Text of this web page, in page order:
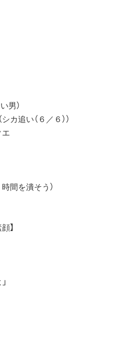
男）
カ追い（６／６））
間を潰そう）
】